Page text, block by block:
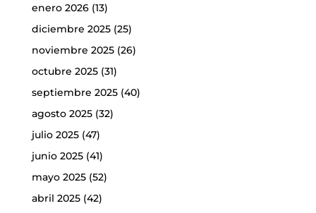
enero 2026(13)
diciembre 2025(25)
noviembre 2025(26)
octubre 2025(31)
septiembre 2025(40)
agosto 2025(32)
julio 2025(47)
junio 2025(41)
mayo 2025(52)
abril 2025(42)